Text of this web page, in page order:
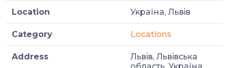
Location Україна, Львів
Category Locations
Address
Львів, Львівська